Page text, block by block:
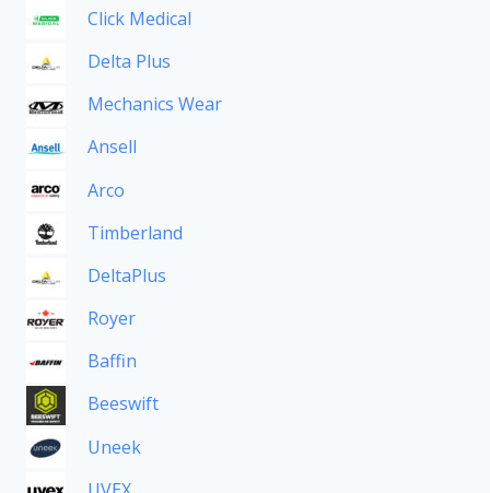
Click Medical
Delta Plus
Mechanics Wear
Ansell
Arco
Timberland
DeltaPlus
Royer
Baffin
Beeswift
Uneek